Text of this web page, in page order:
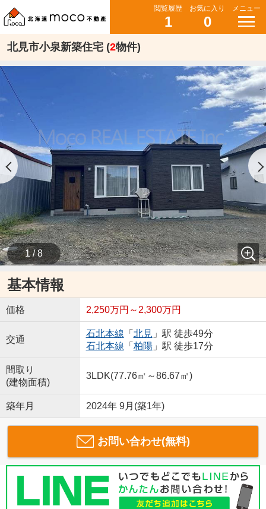
閲覧履歴
1
お気に入り
0
メニュー
北見市小泉新築住宅 (2物件)
1 / 8
基本情報
価格 2,250万円～2,300万円
交通
石北本線 「 北見 」駅 徒歩49分
石北本線 「 柏陽」駅 徒歩17分
間取り
(建物面積)
3LDK(77.76㎡～86.67㎡)
築年月 2024年 9月(築1年)
お問い合わせ(無料)